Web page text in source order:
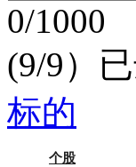
0/1000
(9/9）
标的
个股